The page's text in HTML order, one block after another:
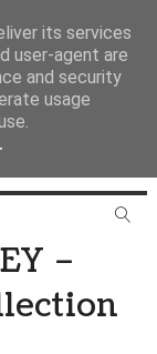
–
its services
user-agent are
and security
usage